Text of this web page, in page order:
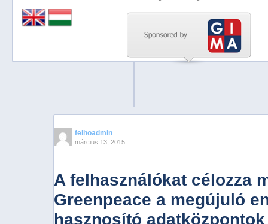
felhoadmin
március 13, 2015
A felhasználókat célozza
Greenpeace a megújuló
hasznosító